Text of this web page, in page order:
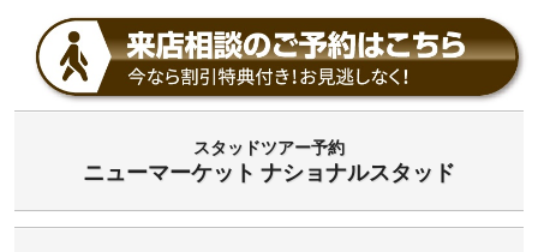
スタッドツアー予約
ニューマーケット ナショナルスタッド